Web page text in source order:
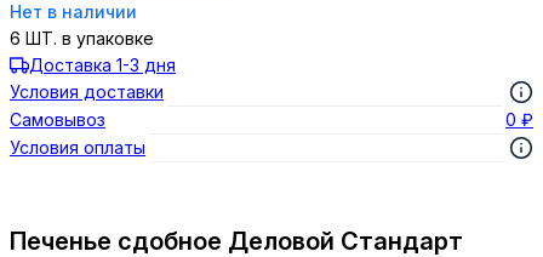
Печенье сдобное Деловой Стандарт
Нет в наличии
6 ШТ. в упаковке
Доставка 1-3 дня
Условия доставки
Самовывоз
0 ₽
Условия оплаты